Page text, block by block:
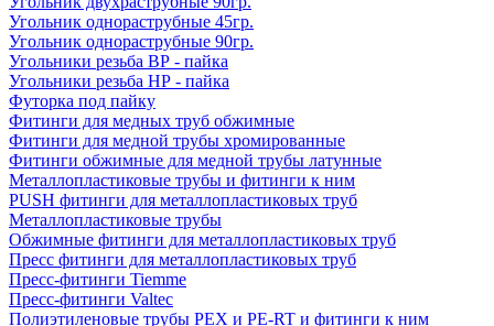
Угольник однораструбные 45гр.
Угольник однораструбные 90гр.
Угольники резьба ВР - пайка
Угольники резьба НР - пайка
Футорка под пайку
Фитинги для медных труб обжимные
Фитинги для медной трубы хромированные
Фитинги обжимные для медной трубы латунные
Металлопластиковые трубы и фитинги к ним
PUSH фитинги для металлопластиковых труб
Металлопластиковые трубы
Обжимные фитинги для металлопластиковых труб
Пресс фитинги для металлопластиковых труб
Пресс-фитинги Tiemme
Пресс-фитинги Valtec
Полиэтиленовые трубы PEX и PE-RT и фитинги к ним